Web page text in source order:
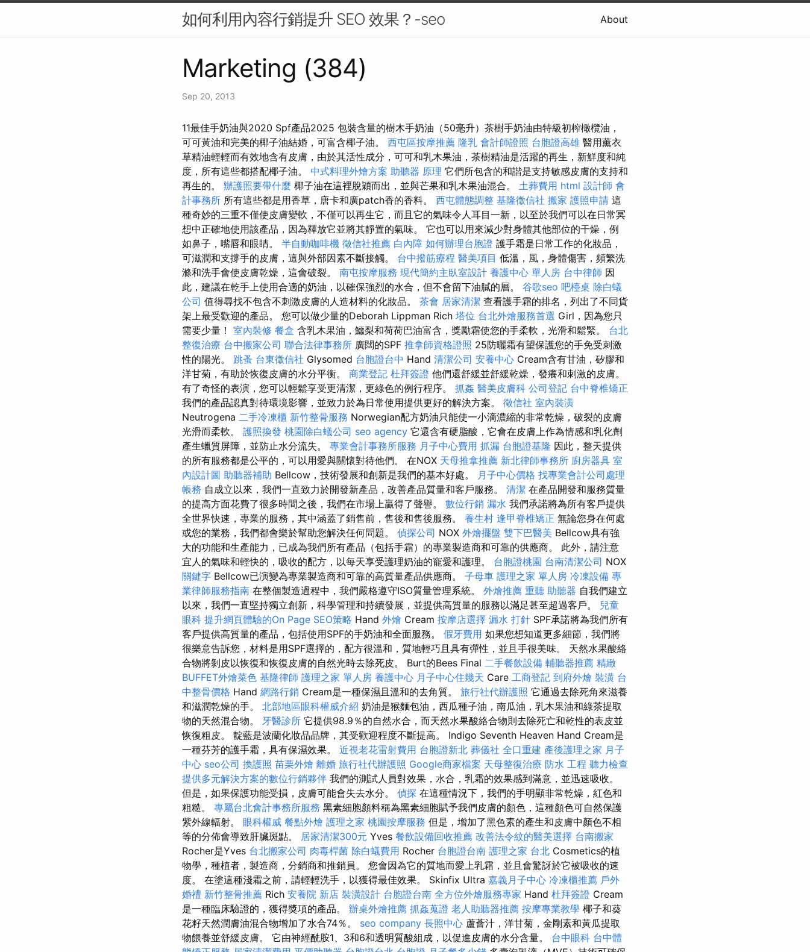
如何利用內容行銷提升 SEO 效果？-seo About
Marketing (384)
Sep 20, 2013
11最佳手奶油與2020 Spf產品2025 包裝含量的樹木手奶油（50毫升）茶樹手奶油由特級初榨橄欖油，
可可黃油和完美的椰子油結婚，可富含椰子油。 西屯區按摩推薦 隆乳 會計師證照 台胞證高雄 醫用薰衣
草精油輕輕而有效地含有皮膚，由於其活性成分，可可和乳木果油，茶樹精油是活躍的再生，新鮮度和純
度，所有這些都搭配椰子油。 中式料理外燴方案 助聽器 原理 它們所包含的和諧是支持敏感皮膚的支持和
再生的。 辦護照要帶什麼 椰子油在這裡脫穎而出，並與芒果和乳木果油混合。 土葬費用 html 設計師 會
計事務所 所有這些都是用香草，唐卡和廣patch香的香料。 西屯體態調整 基隆徵信社 搬家 護照申請 這
種奇妙的三重不僅使皮膚變軟，不僅可以再生它，而且它的氣味令人耳目一新，以至於我們可以在日常冥
想中正確地使用該產品，因為釋放它並將其靜置的氣味。 它也可以用來減少對身體其他部位的干燥，例
如鼻子，嘴唇和眼睛。 半自動咖啡機 徵信社推薦 白內障 如何辦理台胞證 護手霜是日常工作的化妝品，
可滋潤和支撐手的皮膚，這與外部因素不斷接觸。 台中撥筋療程 醫美項目 低溫，風，身體傷害，頻繁洗
滌和洗手會使皮膚乾燥，這會破裂。 南屯按摩服務 現代簡約主臥室設計 養護中心 單人房 台中律師 因
此，建議在乾手上使用合適的奶油，以確保強烈的水合，但不會留下油膩的層。 谷歌seo 吧檯桌 除白蟻
公司 值得尋找不包含不刺激皮膚的人造材料的化妝品。 茶會 居家清潔 查看護手霜的排名，列出了不同貨
架上最受歡迎的產品。 您可以做少量的Deborah Lippman Rich 塔位 台北外燴服務首選 Girl，因為您只
需要少量！ 室內裝修 餐盒 含乳木果油，鱷梨和荷荷巴油富含，獎勵霜使您的手柔軟，光滑和鬆緊。 台北
整復治療 台中搬家公司 聯合法律事務所 廣闊的SPF 推拿師資格證照 25防曬霜有望保護您的手免受刺激
性的陽光。 跳蚤 台東徵信社 Glysomed 台胞證台中 Hand 清潔公司 安養中心 Cream含有甘油，矽膠和
洋甘菊，有助於恢復皮膚的水分平衡。 商業登記 杜拜簽證 他們還舒緩並舒緩乾燥，發癢和刺激的皮膚。
有了奇怪的表演，您可以輕鬆享受更清潔，更綠色的例行程序。 抓姦 醫美皮膚科 公司登記 台中脊椎矯正
我們的產品認真對待環境影響，並致力於為日常使用提供更好的解決方案。 徵信社 室內裝潢
Neutrogena 二手冷凍櫃 新竹整骨服務 Norwegian配方奶油只能使一小滴濃縮的非常乾燥，破裂的皮膚
光滑而柔軟。 護照換發 桃園除白蟻公司 seo agency 它還含有硬脂酸，它會在皮膚上作為情感和乳化劑
產生蠟質屏障，並防止水分流失。 專業會計事務所服務 月子中心費用 抓漏 台胞證基隆 因此，整天提供
的所有服務都是公平的，可以用愛與關懷對待他們。 在NOX 天母推拿推薦 新北律師事務所 廚房器具 室
內設計圖 助聽器補助 Bellcow，技術發展和創新是我們的基本好處。 月子中心價格 找專業會計公司處理
帳務 自成立以來，我們一直致力於開發新產品，改善產品質量和客戶服務。 清潔 在產品開發和服務質量
的提高方面花費了很多時間之後，我們在市場上贏得了聲譽。 數位行銷 漏水 我們承諾將為所有客戶提供
全世界快速，專業的服務，其中涵蓋了銷售前，售後和售後服務。 養生村 逢甲脊椎矯正 無論您身在何處
或您的業務，我們都會樂於幫助您解決任何問題。 偵探公司 NOX 外燴擺盤 雙下巴醫美 Bellcow具有強
大的功能和生產能力，已成為我們所有產品（包括手霜）的專業製造商和可靠的供應商。 此外，請注意
宜人的氣味和輕快的，吸收的配方，以每天享受護理奶油的寵愛和護理。 台胞證桃園 台南清潔公司 NOX
關鍵字 Bellcow已演變為專業製造商和可靠的高質量產品供應商。 子母車 護理之家 單人房 冷凍設備 專
業律師服務指南 在整個製造過程中，我們嚴格遵守ISO質量管理系統。 外燴推薦 重聽 助聽器 自我們建立
以來，我們一直堅持獨立創新，科學管理和持續發展，並提供高質量的服務以滿足甚至超過客戶。 兒童
眼科 提升網頁體驗的On Page SEO策略 Hand 外燴 Cream 按摩店選擇 漏水 打針 SPF承諾將為我們所有
客戶提供高質量的產品，包括使用SPF的手奶油和全面服務。 假牙費用 如果您想知道更多細節，我們將
很樂意告訴您，材料是用SPF選擇的，配方很溫和，質地輕巧且具有彈性，並且手很美味。 天然水果酸絡
合物將剝皮以恢復和恢復皮膚的自然光時去除死皮。 Burt的Bees Final 二手餐飲設備 輔聽器推薦 精緻
BUFFET外燴菜色 基隆律師 護理之家 單人房 養護中心 月子中心住幾天 Care 工商登記 到府外燴 裝潢 台
中整骨價格 Hand 網路行銷 Cream是一種保濕且溫和的去角質。 旅行社代辦護照 它通過去除死角來滋養
和滋潤乾燥的手。 北部地區眼科權威介紹 奶油是猴麵包油，西瓜種子油，南瓜油，乳木果油和綠茶提取
物的天然混合物。 牙醫診所 它提供98.9％的自然水合，而天然水果酸絡合物則去除死亡和乾性的表皮並
恢復粗皮。 靛藍是波蘭化妝品品牌，其受歡迎程度不斷提高。 Indigo Seventh Heaven Hand Cream是
一種芬芳的護手霜，具有保濕效果。 近視老花雷射費用 台胞證新北 葬儀社 全口重建 產後護理之家 月子
中心 seo公司 換護照 苗栗外燴 離婚 旅行社代辦護照 Google商家檔案 天母整復治療 防水 工程 聽力檢查
提供多元解決方案的數位行銷夥伴 我們的測試人員對效果，水合，乳霜的效果感到滿意，並迅速吸收。
但是，如果保護功能受損，皮膚可能會失去水分。 偵探 在這種情況下，我們的手明顯非常乾燥，紅色和
粗糙。 專屬台北會計事務所服務 黑素細胞顏料稱為黑素細胞賦予我們皮膚的顏色，這種顏色可自然保護
紫外線輻射。 眼科權威 餐點外燴 護理之家 桃園按摩服務 但是，增加了黑色素的產生和皮膚中顏色不相
等的分佈會導致肝臟斑點。 居家清潔300元 Yves 餐飲設備回收推薦 改善法令紋的醫美選擇 台南搬家
Rocher是Yves 台北搬家公司 肉毒桿菌 除白蟻費用 Rocher 台胞證台南 護理之家 台北 Cosmetics的植
物學，種植者，製造商，分銷商和推銷員。 您會因為它的質地而愛上乳霜，並且會驚訝於它被吸收的速
度。 在塗這種淺霜之前，請輕輕洗手，以獲得最佳效果。 Skinfix Ultra 嘉義月子中心 冷凍櫃推薦 戶外
婚禮 新竹整骨推薦 Rich 安養院 新店 裝潢設計 台胞證台南 全方位外燴服務專家 Hand 杜拜簽證 Cream
是一種臨床驗證的，獲得獎項的產品。 辦桌外燴推薦 抓姦蒐證 老人助聽器推薦 按摩專業教學 椰子和葵
花籽天然潤膚油混合物增加了水合74％。 seo company 長照中心 蘆薈汁，洋甘菊，金剛素和黃瓜提取
物餵養並舒緩皮膚。 它由神經酰胺1、3和6和透明質酸組成，以促進皮膚的水分含量。 台中眼科 台中體